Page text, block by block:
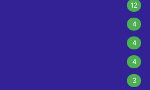
12
4
4
4
3